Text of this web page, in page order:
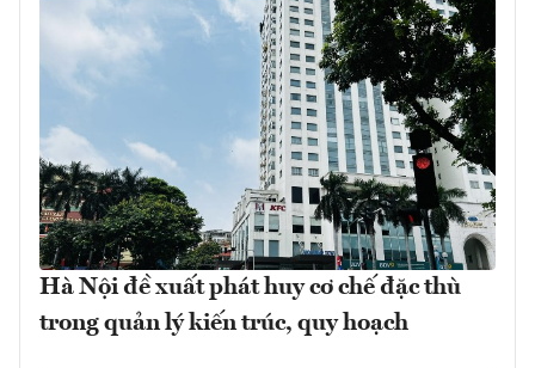
Hà Nội đề xuất phát huy cơ chế đặc thù
trong quản lý kiến trúc, quy hoạch